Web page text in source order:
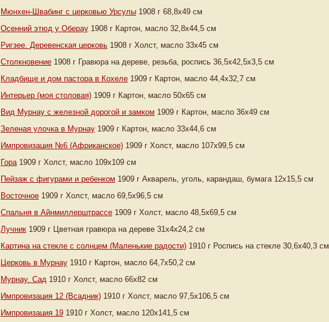
Мюнхен-Швабинг с церковью Урсулы 1908 г 68,8х49 см
Осенний этюд у Оберау 1908 г Картон, масло 32,8х44,5 см
Ригзее. Деревенская церковь 1908 г Холст, масло 33х45 см
Столкновение 1908 г Гравюра на дереве, резьба, роспись 36,5х42,5х3,5 см
Кладбище и дом пастора в Кохеле 1909 г Картон, масло 44,4х32,7 см
Интерьер (моя столовая) 1909 г Картон, масло 50х65 см
Вид Мурнау с железной дорогой и замком 1909 г Картон, масло 36х49 см
Зеленая улочка в Мурнау 1909 г Картон, масло 33х44,6 см
Импровизация №6 (Африканское) 1909 г Холст, масло 107х99,5 см
Гора1909 г Холст, масло 109х109 см
Пейзаж с фигурами и ребенком 1909 г Акварель, уголь, карандаш, бумага 12х15,5 см
Восточное 1909 г Холст, масло 69,5х96,5 см
Спальня в Айнмиллерштрассе 1909 г Холст, масло 48,5х69,5 см
Лучник 1909 г Цветная гравюра на дереве 31х4х24,2 см
Картина на стекле с солнцем (Маленькие радости) 1910 г Роспись на стекле 30,6х40,3 см
Церковь в Мурнау 1910 г Картон, масло 64,7х50,2 см
Мурнау. Сад 1910 г Холст, масло 66х82 см
Импровизация 12 (Всадник) 1910 г Холст, масло 97,5х106,5 см
Импровизация 19 1910 г Холст, масло 120х141,5 см